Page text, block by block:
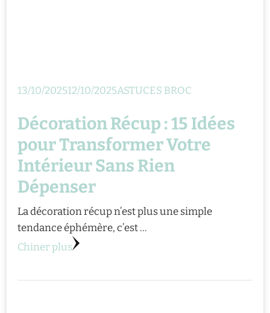
13/10/202512/10/2025ASTUCES BROC
Décoration Récup : 15 Idées
pour Transformer Votre
Intérieur Sans Rien
Dépenser
La décoration récup n’est plus une simple
tendance éphémère, c’est …
Chiner plus